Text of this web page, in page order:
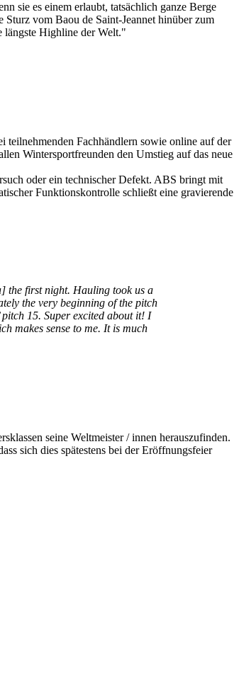
sie es einem erlaubt, tatsächlich ganze Berge
vom Baou de Saint-Jeannet hinüber zum
längste Highline der Welt."
Fachhändlern sowie online auf der
Wintersportfreunden den Umstieg auf das neue
oder ein technischer Defekt. ABS bringt mit
Funktionskontrolle schließt eine gravierende
the first night. Hauling took us a
the very beginning of the pitch
15. Super excited about it! I
makes sense to me. It is much
seine Weltmeister / innen herauszufinden.
sich dies spätestens bei der Eröffnungsfeier